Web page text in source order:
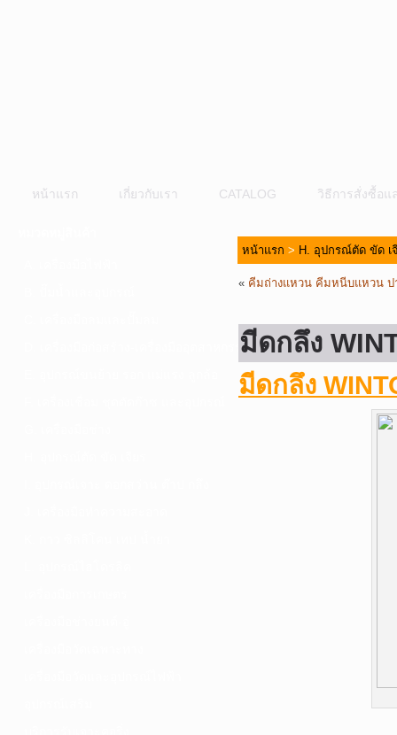
หน้าแรก เกี่ยวกับเรา CATALOG วิธีการสั่งซื้อแ
D. เครื่องมือก่อสร้าง-เครื่องมืออุตสาหกรรม
หน้าแรก > H. อุปกรณ์ตัด ขัด เ
« คีมถ่างแหวน คีมหนีบแหวน ปา
มีดกลึง
มีดกลึง